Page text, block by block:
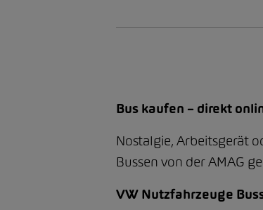
Bus kaufen – direkt
Nostalgie, Arbeitsgerät
Bussen von der AMAG
VW Nutzfahrzeuge